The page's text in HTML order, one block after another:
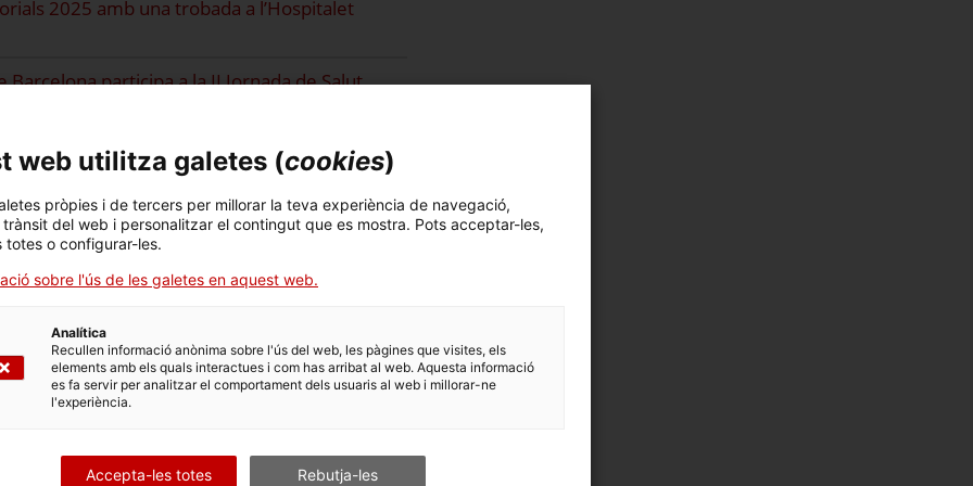
2025 amb una trobada a l’Hospitalet
Barcelona participa a la II Jornada de Salut
de Tenes del Vallès Oriental
la investigació de la legionel·la al Vallès
legionel·losi: l'experiència del Vallès
de Salut Pública presenta la
web utilitza galetes (cookies)
pròpies i de tercers per millorar la teva experiència de navegació,
del web i personalitzar el contingut que es mostra. Pots acceptar-les,
totes o configurar-les.
sobre l'ús de les galetes en aquest web.
Analítica
Recullen informació anònima sobre l'ús del web, les pàgines que visites, els
elements amb els quals interactues i com has arribat al web. Aquesta informació
es fa servir per analitzar el comportament dels usuaris al web i millorar-ne
l'experiència.
Accepta-les totes Rebutja-les